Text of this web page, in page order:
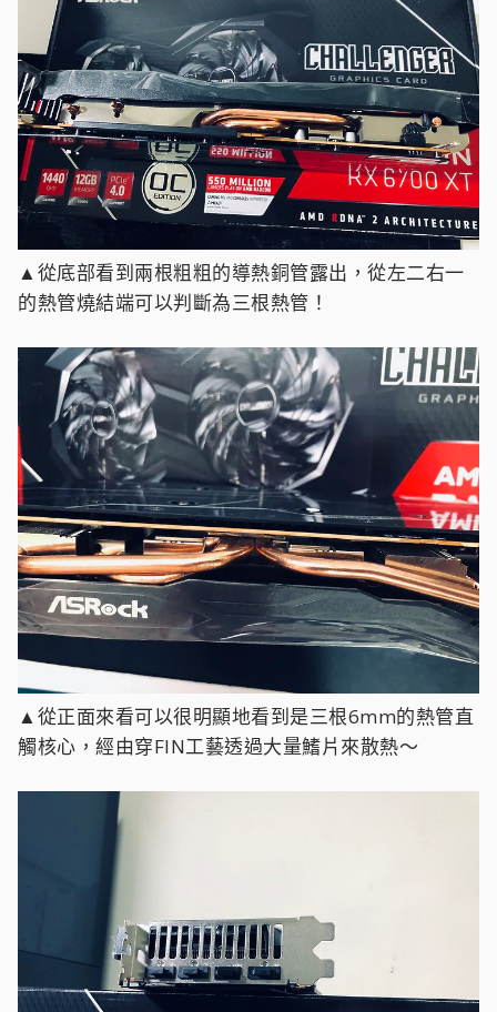
▲從底部看到兩根粗粗的導熱銅管露出，從左二右一
的熱管燒結端可以判斷為三根熱管！
▲從正面來看可以很明顯地看到是三根6mm的熱管直
觸核心，經由穿FIN工藝透過大量鰭片來散熱～